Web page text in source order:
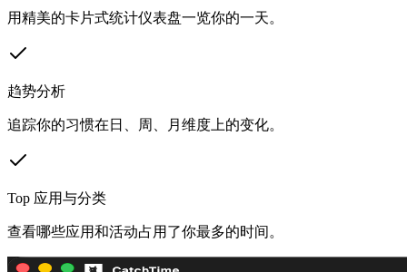
用精美的卡片式统计仪表盘一览你的一天。
趋势分析
追踪你的习惯在日、周、月维度上的变化。
Top 应用与分类
查看哪些应用和活动占用了你最多的时间。